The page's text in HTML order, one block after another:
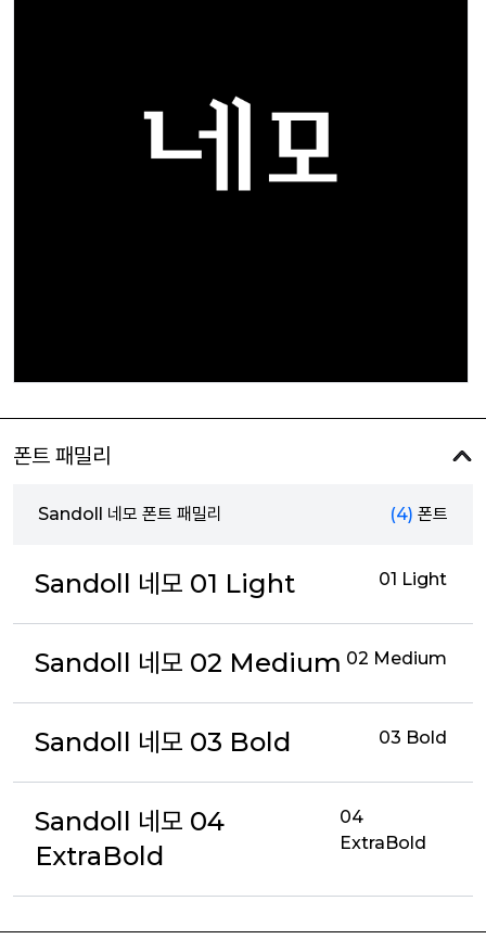
폰트 패밀리
Sandoll 네모 폰트 패밀리 (4) 폰트
Sandoll 네모 01 Light 01 Light
Sandoll 네모 02 Medium 02 Medium
Sandoll 네모 03 Bold 03 Bold
Sandoll 네모 04
ExtraBold
04
ExtraBold